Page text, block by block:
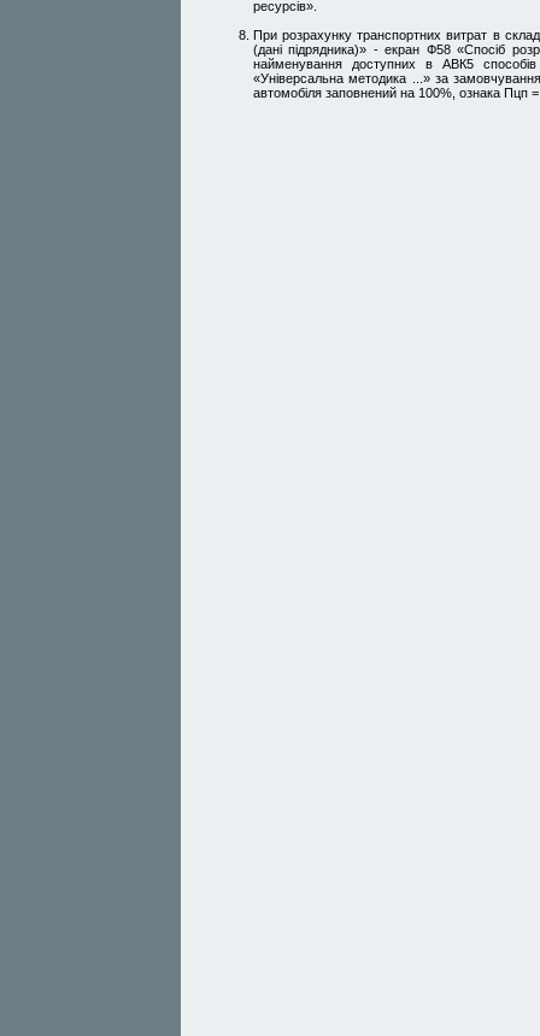
ресурсів».
При розрахунку транспортних витрат в
(дані підрядника)» - екран Ф58 «Спосіб
найменування доступних в АВК5
«Універсальна методика ...» за
автомобіля заповнений на 100%, ознака Пцп